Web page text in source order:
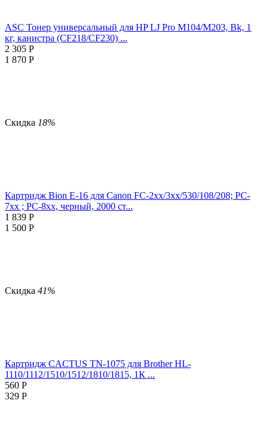
ASC Тонер универсальный для HP LJ Pro M104/М203, Bk, 1
кг, канистра (CF218/CF230) ...
2 305 Р
1 870 Р
Скидка 18%
Картридж Bion E-16 для Canon FC-2xx/3xx/530/108/208; PC-
7xx ; PC-8xx, черный, 2000 ст...
1 839 Р
1 500 Р
Скидка 41%
Картридж CACTUS TN-1075 для Brother HL-
1110/1112/1510/1512/1810/1815, 1К ...
560 Р
329 Р